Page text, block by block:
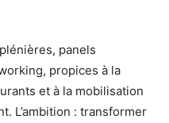
panels
propices à la
et à la mobilisation
L’ambition : transformer